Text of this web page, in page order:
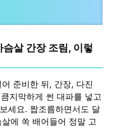
살 간장 조림, 이렇
준비한 뒤, 간장, 다진
지막하게 썬 대파를 넣고
세요. 짭조름하면서도 달
에 쏙 배어들어 정말 고